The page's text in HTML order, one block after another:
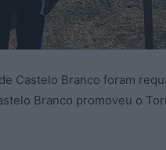
Castelo Branco foram
Branco promoveu o